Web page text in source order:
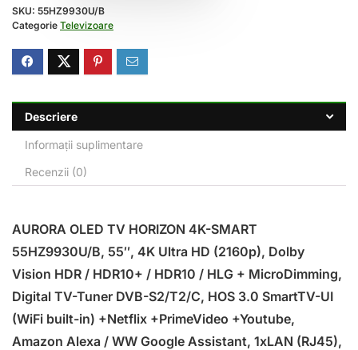
SKU: 55HZ9930U/B
Categorie Televizoare
Descriere
Informații suplimentare
Recenzii (0)
AURORA OLED TV HORIZON 4K-SMART
55HZ9930U/B, 55″, 4K Ultra HD (2160p), Dolby
Vision HDR / HDR10+ / HDR10 / HLG + MicroDimming,
Digital TV-Tuner DVB-S2/T2/C, HOS 3.0 SmartTV-UI
(WiFi built-in) +Netflix +PrimeVideo +Youtube,
Amazon Alexa / WW Google Assistant, 1xLAN (RJ45),